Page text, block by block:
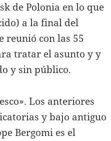
de Polonia en lo que
a la final del
reunió con las 55
tratar el asunto y y
y sin público.
Los anteriores
y bajo antiguo
Bergomi es el